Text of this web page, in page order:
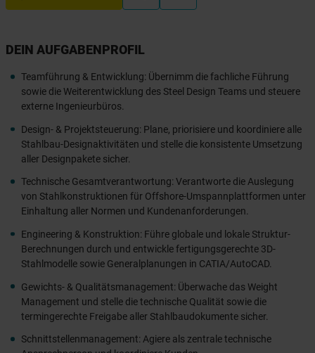
DEIN AUFGABENPROFIL
Teamführung & Entwicklung: Übernimm die fachliche Führung
sowie die Weiterentwicklung des Steel Design Teams und steuere
externe Ingenieurbüros.
Design- & Projektsteuerung: Plane, priorisiere und koordiniere alle
Stahlbau-Designaktivitäten und stelle die konsistente Umsetzung
aller Designpakete sicher.
Technische Gesamtverantwortung: Verantworte die Auslegung
von Stahlkonstruktionen für Offshore-Umspannplattformen unter
Einhaltung aller Normen und Kundenanforderungen.
Engineering & Konstruktion: Führe globale und lokale Struktur-
Berechnungen durch und entwickle fertigungsgerechte 3D-
Stahlmodelle sowie Generalplanungen in CATIA/AutoCAD.
Gewichts- & Qualitätsmanagement: Überwache das Weight
Management und stelle die technische Qualität sowie die
termingerechte Freigabe aller Stahlbaudokumente sicher.
Schnittstellenmanagement: Agiere als zentrale technische